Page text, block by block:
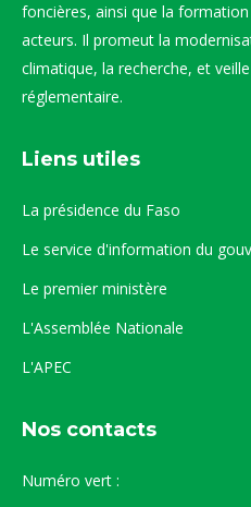
foncières, ainsi que la
acteurs. Il promeut la
climatique, la recherche, et
réglementaire.
Liens utiles
La présidence du Faso
Le service d'information du
Le premier ministère
L'Assemblée Nationale
L'APEC
Nos contacts
Numéro vert :